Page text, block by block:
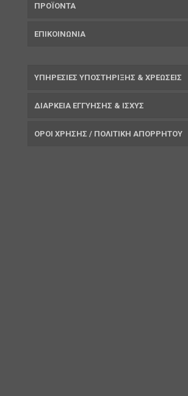
ΠΡΟΪΟΝΤΑ
ΕΠΙΚΟΙΝΩΝΙΑ
ΥΠΗΡΕΣΙΕΣ ΥΠΟΣΤΗΡΙΞΗΣ & ΧΡΕΩΣΕΙΣ
ΔΙΑΡΚΕΙΑ ΕΓΓΥΗΣΗΣ & ΙΣΧΥΣ
ΟΡΟΙ ΧΡΗΣΗΣ / ΠΟΛΙΤΙΚΗ ΑΠΟΡΡΗΤΟΥ